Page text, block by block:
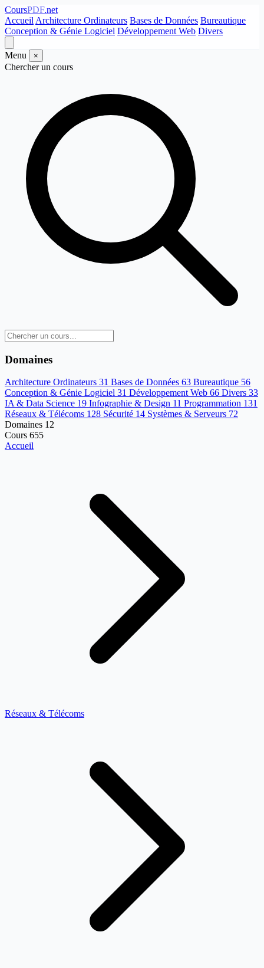
CoursPDF.net
Accueil Architecture Ordinateurs Bases de Données Bureautique
Conception & Génie Logiciel Développement Web Divers
Menu ×
Chercher un cours
Domaines
Architecture Ordinateurs 31 Bases de Données 63 Bureautique 56
Conception & Génie Logiciel 31 Développement Web 66 Divers 33
IA & Data Science 19 Infographie & Design 11 Programmation 131
Réseaux & Télécoms 128 Sécurité 14 Systèmes & Serveurs 72
Domaines 12
Cours 655
Accueil
Réseaux & Télécoms